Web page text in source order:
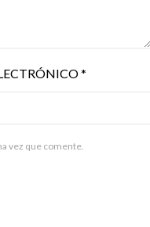
*
vez que comente.